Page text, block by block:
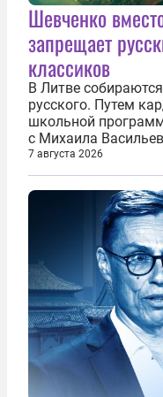
Шевченко
запрещает
классиков
В Литве
русского. Путем
школьной
с Михаила
правительства
предложил
общего
7 августа 2026